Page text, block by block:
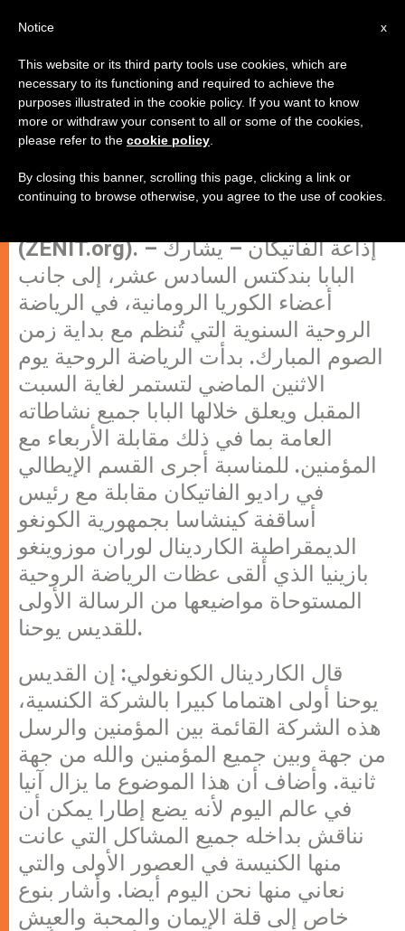
الرياضة الروحية في الفاتيكان. مقابلة
مع الكاردينال لوران بازينيا
(ZENIT.org). – إذاعة الفاتيكان – يشارك
البابا بندكتس السادس عشر، إلى جانب
أعضاء الكوريا الرومانية، في الرياضة
الروحية السنوية التي تُنظم مع بداية زمن
الصوم المبارك. بدأت الرياضة الروحية يوم
الاثنين الماضي لتستمر لغاية السبت
المقبل ويعلق خلالها البابا جميع نشاطاته
العامة بما في ذلك مقابلة الأربعاء مع
المؤمنين. للمناسبة أجرى القسم الإيطالي
في راديو الفاتيكان مقابلة مع رئيس
أساقفة كينشاسا بجمهورية الكونغو
الديمقراطية الكاردينال لوران موزوينغو
بازينيا الذي ألقى عظات الرياضة الروحية
المستوحاة مواضيعها من الرسالة الأولى
للقديس يوحنا.
قال الكاردينال الكونغولي: إن القديس
يوحنا أولى اهتماما كبيرا بالشركة الكنسية،
هذه الشركة القائمة بين المؤمنين والرسل
من جهة وبين جميع المؤمنين والله من جهة
ثانية. وأضاف أن هذا الموضوع ما يزال آنيا
في عالم اليوم لأنه يضع إطارا يمكن أن
نناقش بداخله جميع المشاكل التي عانت
منها الكنيسة في العصور الأولى والتي
نعاني منها نحن اليوم أيضا. وأشار بنوع
خاص إلى قلة الإيمان والمحبة والعيش
x
Notice
This website or its third party tools use cookies, which are
necessary to its functioning and required to achieve the
purposes illustrated in the cookie policy. If you want to know
more or withdraw your consent to all or some of the cookies,
please refer to the cookie policy
By closing this banner, scrolling this page, clicking a link or
continuing to browse otherwise, you agree to the use of cookies.